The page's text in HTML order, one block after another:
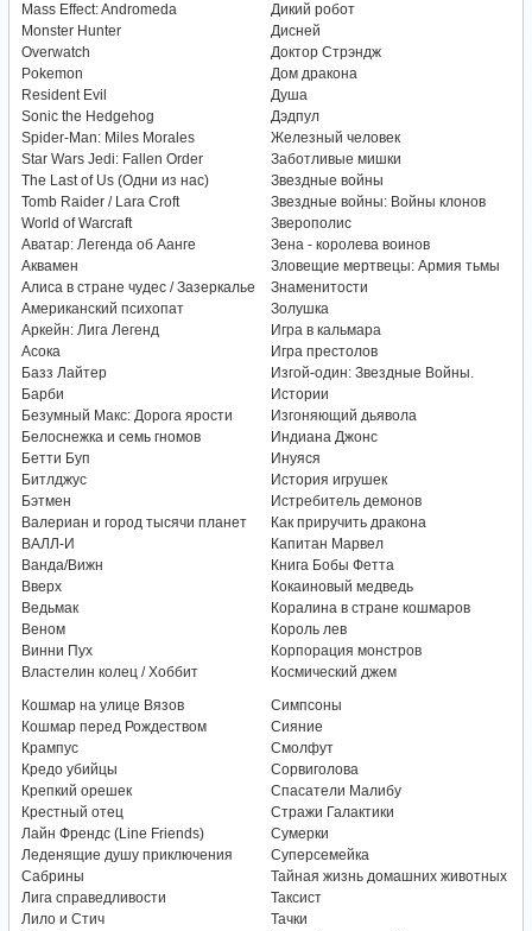
Mass Effect: Andromeda
Monster Hunter
Overwatch
Pokemon
Resident Evil
Sonic the Hedgehog
Spider-Man: Miles Morales
Star Wars Jedi: Fallen Order
The Last of Us (Одни из нас)
Tomb Raider / Lara Croft
World of Warcraft
Аватар: Легенда об Аанге
Аквамен
Алиса в стране чудес / Зазеркалье
Американский психопат
Аркейн: Лига Легенд
Асока
Базз Лайтер
Барби
Безумный Макс: Дорога ярости
Белоснежка и семь гномов
Бетти Буп
Битлджус
Бэтмен
Валериан и город тысячи планет
ВАЛЛ-И
Ванда/Вижн
Вверх
Ведьмак
Веном
Винни Пух
Властелин колец / Хоббит
Дикий робот
Дисней
Доктор Стрэндж
Дом дракона
Душа
Дэдпул
Железный человек
Заботливые мишки
Звездные войны
Звездные войны: Войны клонов
Зверополис
Зена - королева воинов
Зловещие мертвецы: Армия тьмы
Знаменитости
Золушка
Игра в кальмара
Игра престолов
Изгой-один: Звездные Войны.
Истории
Изгоняющий дьявола
Индиана Джонс
Инуяся
История игрушек
Истребитель демонов
Как приручить дракона
Капитан Марвел
Книга Бобы Фетта
Кокаиновый медведь
Коралина в стране кошмаров
Король лев
Корпорация монстров
Космический джем
Кошмар на улице Вязов
Кошмар перед Рождеством
Крампус
Кредо убийцы
Крепкий орешек
Крестный отец
Лайн Френдс (Line Friends)
Леденящие душу приключения
Сабрины
Лига справедливости
Лило и Стич
Симпсоны
Сияние
Смолфут
Сорвиголова
Спасатели Малибу
Стражи Галактики
Сумерки
Суперсемейка
Тайная жизнь домашних животных
Таксист
Тачки